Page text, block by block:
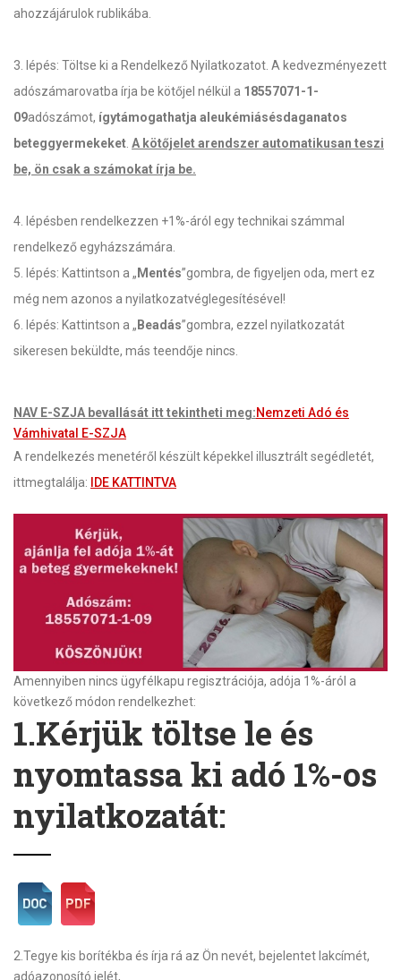
ahozzájárulok rublikába.
3. lépés: Töltse ki a Rendelkező Nyilatkozatot. A kedvezményezett
adószámarovatba írja be kötőjel nélkül a 18557071-1-
09adószámot, ígytámogathatja a leukémiásésdaganatos
beteggyermekeket A kötőjelet arendszer automatikusan teszi
be, ön csak a számokat írja be.
4. lépésben rendelkezzen +1%-áról egy technikai számmal
rendelkező egyházszámára.
5. lépés: Kattintson a „ Mentés”gombra, de figyeljen oda, mert ez
még nem azonos a nyilatkozatvéglegesítésével!
6. lépés: Kattintson a „ Beadás”gombra, ezzel nyilatkozatát
sikeresen beküldte, más teendője nincs.
NAV E-SZJA bevallását itt tekintheti meg:Nemzeti Adó és
Vámhivatal E-SZJA
A rendelkezés menetéről készült képekkel illusztrált segédletét,
ittmegtalálja:
IDE KATTINTVA
Amennyiben nincs ügyfélkapu regisztrációja, adója 1%-áról a
következő módon rendelkezhet:
1.Kérjük töltse le és
nyomtassa ki adó 1%-os
nyilatkozatát:
2. Tegye kis borítékba és írja rá az Ön nevét, bejelentet lakcímét,
adóazonosító jelét,